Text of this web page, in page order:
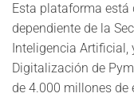
Esta plataforma está
dependiente de la
Inteligencia Artificial,
Digitalización de
de 4.000 millones de